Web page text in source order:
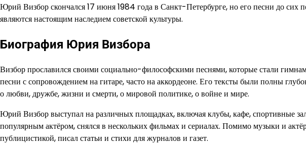
Юрий Визбор скончался 17 июня 1984 года в Санкт-Петербурге, но его песни до сих
являются настоящим наследием советской культуры.
Биография Юрия Визбора
Визбор прославился своими социально-философскими песнями, которые стали
песни с сопровождением на гитаре, часто на аккордеоне. Его тексты были полны
о любви, дружбе, жизни и смерти, о мировой политике, о войне и мире.
Юрий Визбор выступал на различных площадках, включая клубы, кафе, спортивные
популярным актёром, снялся в нескольких фильмах и сериалах. Помимо музыки и
публицистикой, писал статьи и стихи для журналов и газет.